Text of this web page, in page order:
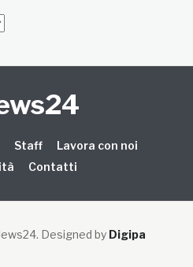
Staff
Lavora con noi
Contatti
. Designed by Digipa